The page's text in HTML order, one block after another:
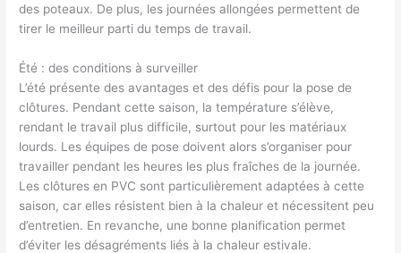
des poteaux. De plus, les journées allongées permettent de
tirer le meilleur parti du temps de travail.
Été : des conditions à surveiller
L’été présente des avantages et des défis pour la pose de
clôtures. Pendant cette saison, la température s’élève,
rendant le travail plus difficile, surtout pour les matériaux
lourds. Les équipes de pose doivent alors s’organiser pour
travailler pendant les heures les plus fraîches de la journée.
Les clôtures en PVC sont particulièrement adaptées à cette
saison, car elles résistent bien à la chaleur et nécessitent peu
d’entretien. En revanche, une bonne planification permet
d’éviter les désagréments liés à la chaleur estivale.